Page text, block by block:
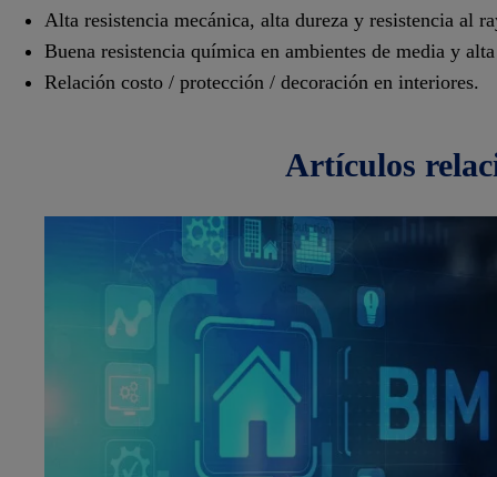
Alta resistencia mecánica, alta dureza y resistencia al
Buena resistencia química en ambientes de media y
Relación costo / protección / decoración en interiores.
artículos